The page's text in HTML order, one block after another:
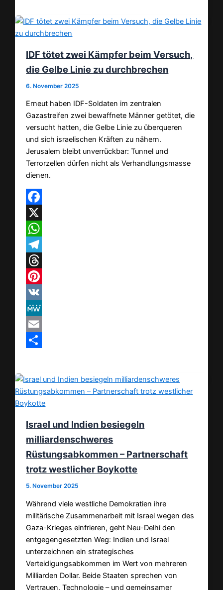
IDF tötet zwei Kämpfer beim Versuch,
die Gelbe Linie zu durchbrechen
6. November 2025
Erneut haben IDF-Soldaten im zentralen
Gazastreifen zwei bewaffnete Männer getötet, die
versucht hatten, die Gelbe Linie zu überqueren
und sich israelischen Kräften zu nähern.
Jerusalem bleibt unverrückbar: Tunnel und
Terrorzellen dürfen nicht als Verhandlungsmasse
dienen.
Facebook
X
WhatsApp
Telegram
Threads
Pinterest
VK
MeWe
Email
Israel und Indien besiegeln
milliardenschweres
Rüstungsabkommen – Partnerschaft
trotz westlicher Boykotte
5. November 2025
Während viele westliche Demokratien ihre
militärische Zusammenarbeit mit Israel wegen des
Gaza-Krieges einfrieren, geht Neu-Delhi den
entgegengesetzten Weg: Indien und Israel
unterzeichnen ein strategisches
Verteidigungsabkommen im Wert von mehreren
Milliarden Dollar. Beide Staaten sprechen von
Vertrauen, Technologie – und gemeinsamer